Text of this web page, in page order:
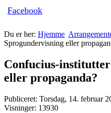
Facebook
Du er her: Hjemme
Sprogundervisning eller
Confucius-
eller propaganda?
Publiceret: Torsdag, 14. februar
Visninger: 13930